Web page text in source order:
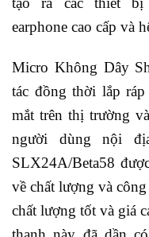
earphone cao cấp và
Micro Không Dây
tác đồng thời lắp
mắt trên thị trường
người dùng nội
SLX24A/Beta58
về chất lượng và
chất lượng tốt và giá